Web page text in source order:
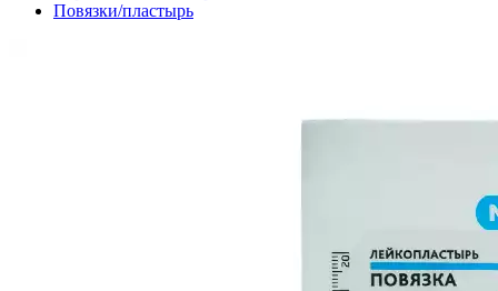
Повязки/пластырь